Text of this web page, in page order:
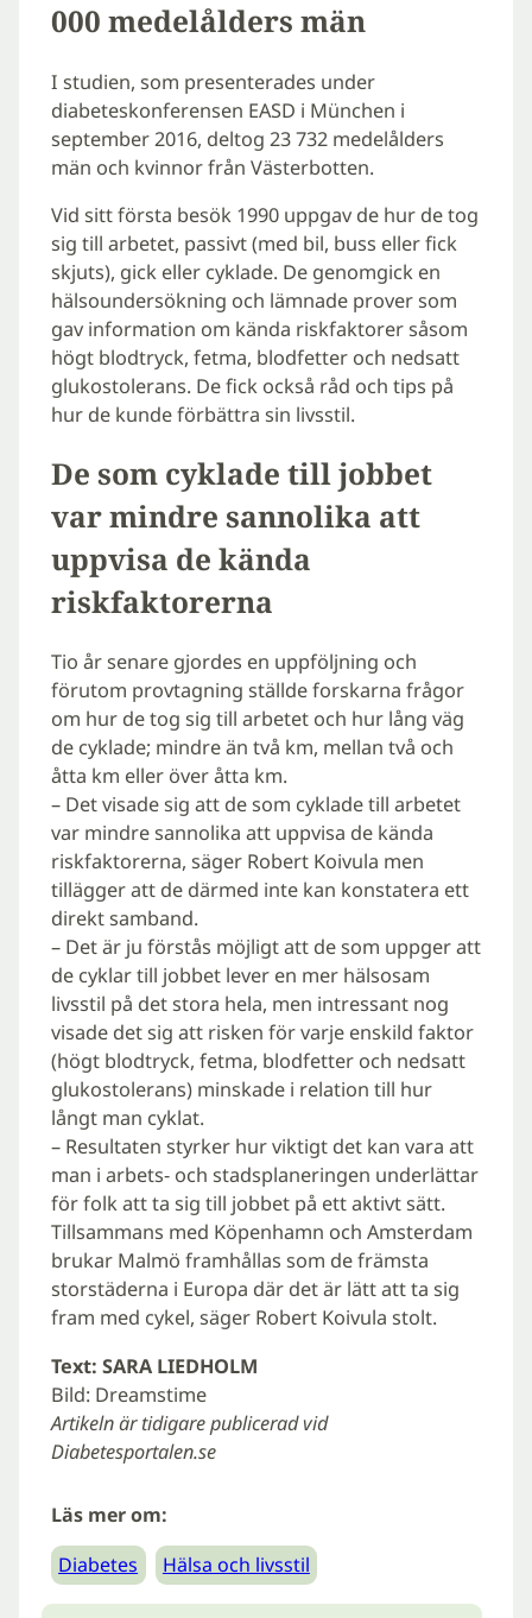
000 medelålders män
I studien, som presenterades under
diabeteskonferensen EASD i München i
september 2016, deltog 23 732 medelålders
män och kvinnor från Västerbotten.
Vid sitt första besök 1990 uppgav de hur de tog
sig till arbetet, passivt (med bil, buss eller fick
skjuts), gick eller cyklade. De genomgick en
hälsoundersökning och lämnade prover som
gav information om kända riskfaktorer såsom
högt blodtryck, fetma, blodfetter och nedsatt
glukostolerans. De fick också råd och tips på
hur de kunde förbättra sin livsstil.
De som cyklade till jobbet
var mindre sannolika att
uppvisa de kända
riskfaktorerna
Tio år senare gjordes en uppföljning och
förutom provtagning ställde forskarna frågor
om hur de tog sig till arbetet och hur lång väg
de cyklade; mindre än två km, mellan två och
åtta km eller över åtta km.
– Det visade sig att de som cyklade till arbetet
var mindre sannolika att uppvisa de kända
riskfaktorerna, säger Robert Koivula men
tillägger att de därmed inte kan konstatera ett
direkt samband.
– Det är ju förstås möjligt att de som uppger att
de cyklar till jobbet lever en mer hälsosam
livsstil på det stora hela, men intressant nog
visade det sig att risken för varje enskild faktor
(högt blodtryck, fetma, blodfetter och nedsatt
glukostolerans) minskade i relation till hur
långt man cyklat.
– Resultaten styrker hur viktigt det kan vara att
man i arbets- och stadsplaneringen underlättar
för folk att ta sig till jobbet på ett aktivt sätt.
Tillsammans med Köpenhamn och Amsterdam
brukar Malmö framhållas som de främsta
storstäderna i Europa där det är lätt att ta sig
fram med cykel, säger Robert Koivula stolt.
Text: SARA LIEDHOLM
Bild: Dreamstime
Artikeln är tidigare publicerad vid
Diabetesportalen.se
Läs mer om:
Diabetes
Hälsa och livsstil